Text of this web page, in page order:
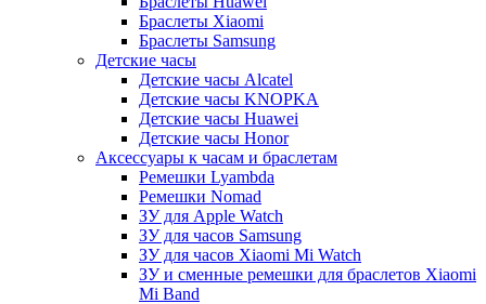
Браслеты Xiaomi
Браслеты Samsung
Детские часы
Детские часы Alcatel
Детские часы KNOPKA
Детские часы Huawei
Детские часы Honor
Аксессуары к часам и браслетам
Ремешки Lyambda
Ремешки Nomad
ЗУ для Apple Watch
ЗУ для часов Samsung
ЗУ для часов Xiaomi Mi Watch
ЗУ и сменные ремешки для браслетов Xiaomi
Mi Band